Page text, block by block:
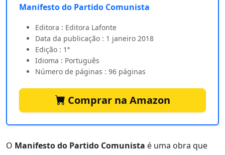
Manifesto do Partido Comunista
Editora : Editora Lafonte
Data da publicação : 1 janeiro 2018
Edição : 1ª
Idioma : Português
Número de páginas : 96 páginas
Comprar na Amazon
O Manifesto do Partido Comunista é uma obra que